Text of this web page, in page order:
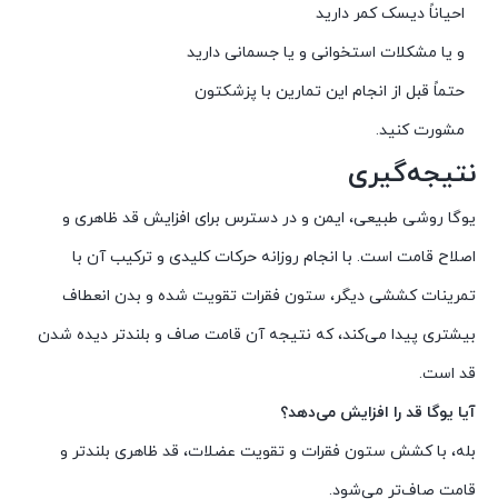
احیاناً دیسک کمر دارید
و یا مشکلات استخوانی و یا جسمانی دارید
حتماً قبل از انجام این تمارین با پزشکتون
مشورت کنید.
نتیجه‌گیری
یوگا روشی طبیعی، ایمن و در دسترس برای افزایش قد ظاهری و
اصلاح قامت است. با انجام روزانه حرکات کلیدی و ترکیب آن با
تمرینات کششی دیگر، ستون فقرات تقویت شده و بدن انعطاف
بیشتری پیدا می‌کند، که نتیجه آن قامت صاف و بلندتر دیده شدن
قد است.
آیا یوگا قد را افزایش می‌دهد؟
بله، با کشش ستون فقرات و تقویت عضلات، قد ظاهری بلندتر و
قامت صاف‌تر می‌شود.